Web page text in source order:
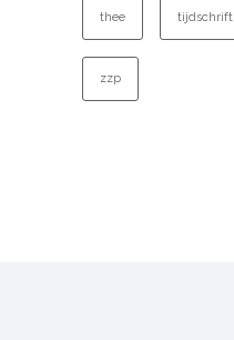
thee tijdschrift
zzp